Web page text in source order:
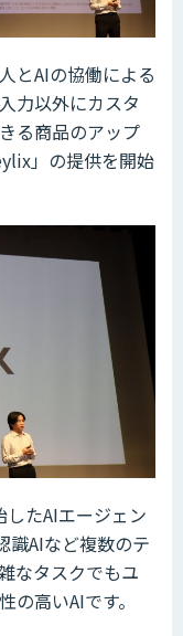
とAIの協働による
力以外にカスタ
る商品のアップ
」の提供を開始
たAIエージェン
識AIなど複数のテ
なタスクでもユ
高いAIです。